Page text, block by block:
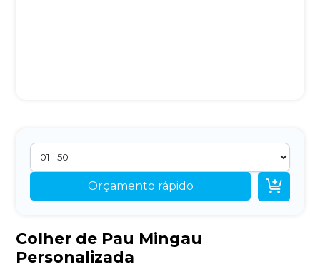
Orçamento rápido 
Colher de Pau Mingau
Personalizada